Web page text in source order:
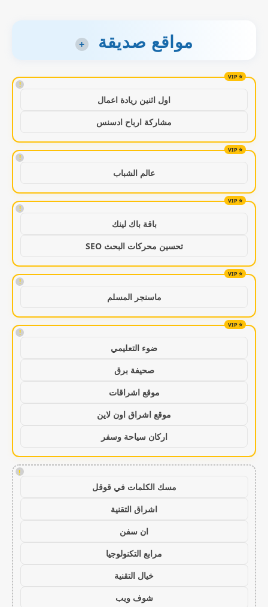
مواقع صديقة +
!
اول اثنين ريادة اعمال
مشاركة ارباح ادسنس
!
عالم الشباب
!
باقة باك لينك
تحسين محركات البحث SEO
!
ماسنجر المسلم
!
ضوء التعليمي
صحيفة برق
موقع اشراقات
موقع اشراق اون لاين
اركان سياحة وسفر
!
مسك الكلمات في قوقل
اشراق التقنية
ان سفن
مرابع التكنولوجيا
خيال التقنية
شوف ويب